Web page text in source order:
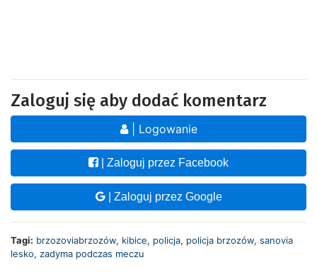
Zaloguj się aby dodać komentarz
| Logowanie
| Zaloguj przez Facebook
| Zaloguj przez Google
Tagi: brzozoviabrzozów, kibice, policja, policja brzozów, sanovia
lesko, zadyma podczas meczu